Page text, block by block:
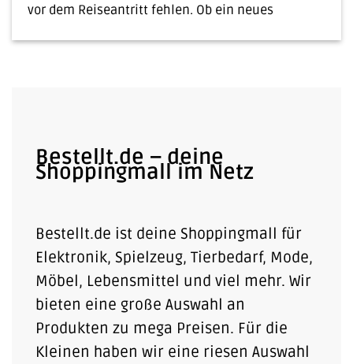
vor dem Reiseantritt fehlen. Ob ein neues
Bestellt.de – deine
Shoppingmall im Netz
Bestellt.de ist deine Shoppingmall für
Elektronik, Spielzeug, Tierbedarf, Mode,
Möbel, Lebensmittel und viel mehr. Wir
bieten eine große Auswahl an
Produkten zu mega Preisen. Für die
Kleinen haben wir eine riesen Auswahl